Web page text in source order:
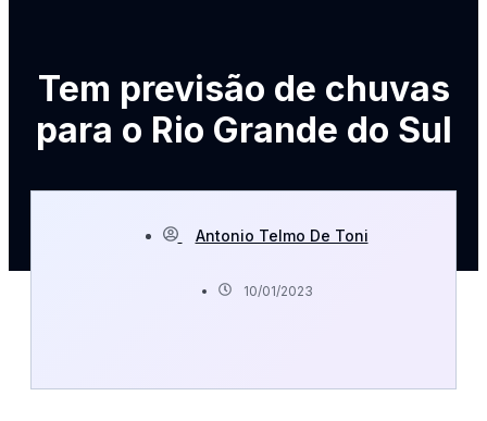
Tem previsão de chuvas
para o Rio Grande do Sul
Antonio Telmo De Toni
10/01/2023